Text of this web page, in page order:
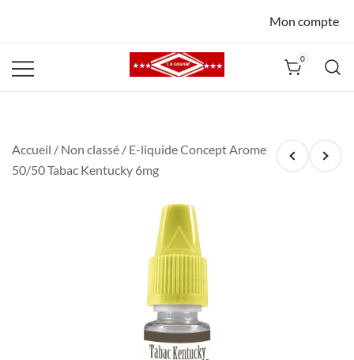
Mon compte
0
Accueil / Non classé / E-liquide Concept Arome
50/50 Tabac Kentucky 6mg